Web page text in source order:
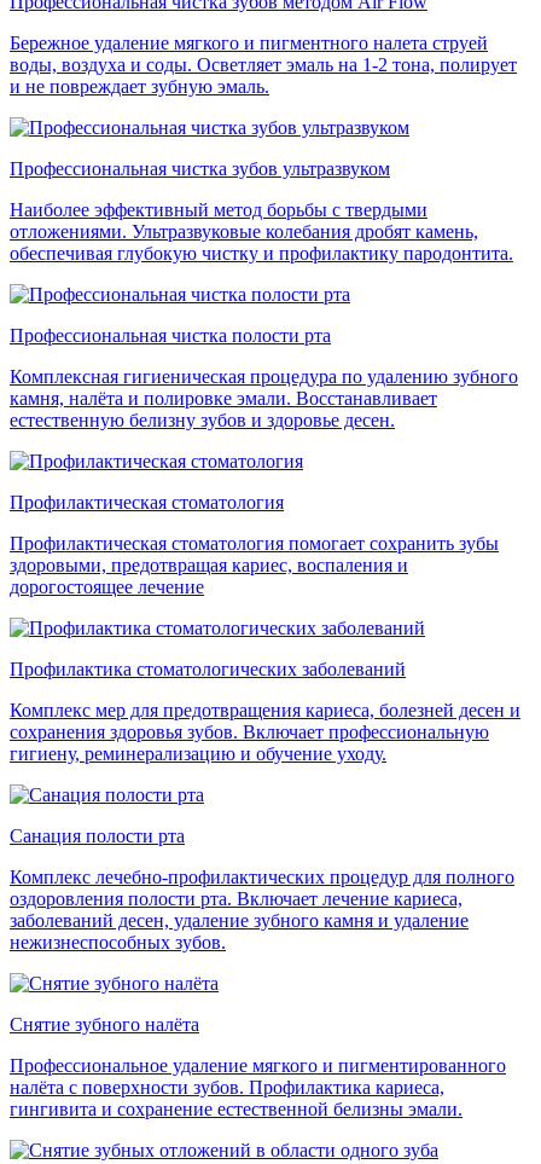
Бережное удаление мягкого и пигментного налета струей
воды, воздуха и соды. Осветляет эмаль на 1-2 тона, полирует
и не повреждает зубную эмаль.
Профессиональная чистка зубов ультразвуком
Наиболее эффективный метод борьбы с твердыми
отложениями. Ультразвуковые колебания дробят камень,
обеспечивая глубокую чистку и профилактику пародонтита.
Профессиональная чистка полости рта
Комплексная гигиеническая процедура по удалению зубного
камня, налёта и полировке эмали. Восстанавливает
естественную белизну зубов и здоровье десен.
Профилактическая стоматология
Профилактическая стоматология помогает сохранить зубы
здоровыми, предотвращая кариес, воспаления и
дорогостоящее лечение
Профилактика стоматологических заболеваний
Комплекс мер для предотвращения кариеса, болезней десен и
сохранения здоровья зубов. Включает профессиональную
гигиену, реминерализацию и обучение уходу.
Санация полости рта
Комплекс лечебно-профилактических процедур для полного
оздоровления полости рта. Включает лечение кариеса,
заболеваний десен, удаление зубного камня и удаление
нежизнеспособных зубов.
Снятие зубного налёта
Профессиональное удаление мягкого и пигментированного
налёта с поверхности зубов. Профилактика кариеса,
гингивита и сохранение естественной белизны эмали.